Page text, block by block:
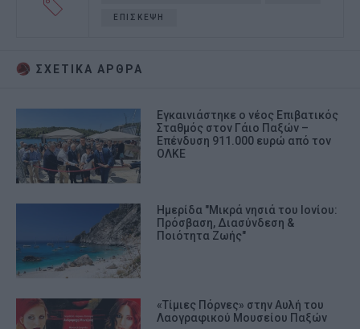
ΕΠΙΣΚΕΨΗ
ΣΧΕΤΙΚA AΡΘΡΑ
Εγκαινιάστηκε ο νέος Επιβατικός
Σταθμός στον Γάιο Παξών –
Επένδυση 911.000 ευρώ από τον
ΟΛΚΕ
Ημερίδα "Μικρά νησιά του Ιονίου:
Πρόσβαση, Διασύνδεση &
Ποιότητα Ζωής"
«Τίμιες Πόρνες» στην Αυλή του
Λαογραφικού Μουσείου Παξών